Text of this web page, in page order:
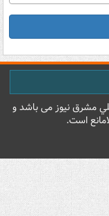
مشرق نيوز می باشد و
است.